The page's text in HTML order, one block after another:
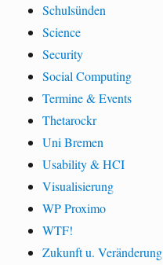
Schulsünden
Science
Security
Social Computing
Termine & Events
Thetarockr
Uni Bremen
Usability & HCI
Visualisierung
WP Proximo
WTF!
Zukunft u. Veränderung